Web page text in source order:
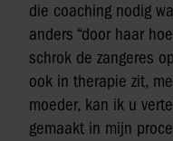
die coaching nodig
anders “door haar
schrok de zangeres
ook in therapie zit,
moeder, kan ik u
gemaakt in mijn